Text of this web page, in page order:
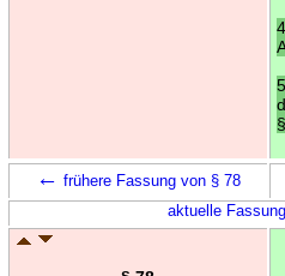
← frühere Fassung von § 78
aktuelle